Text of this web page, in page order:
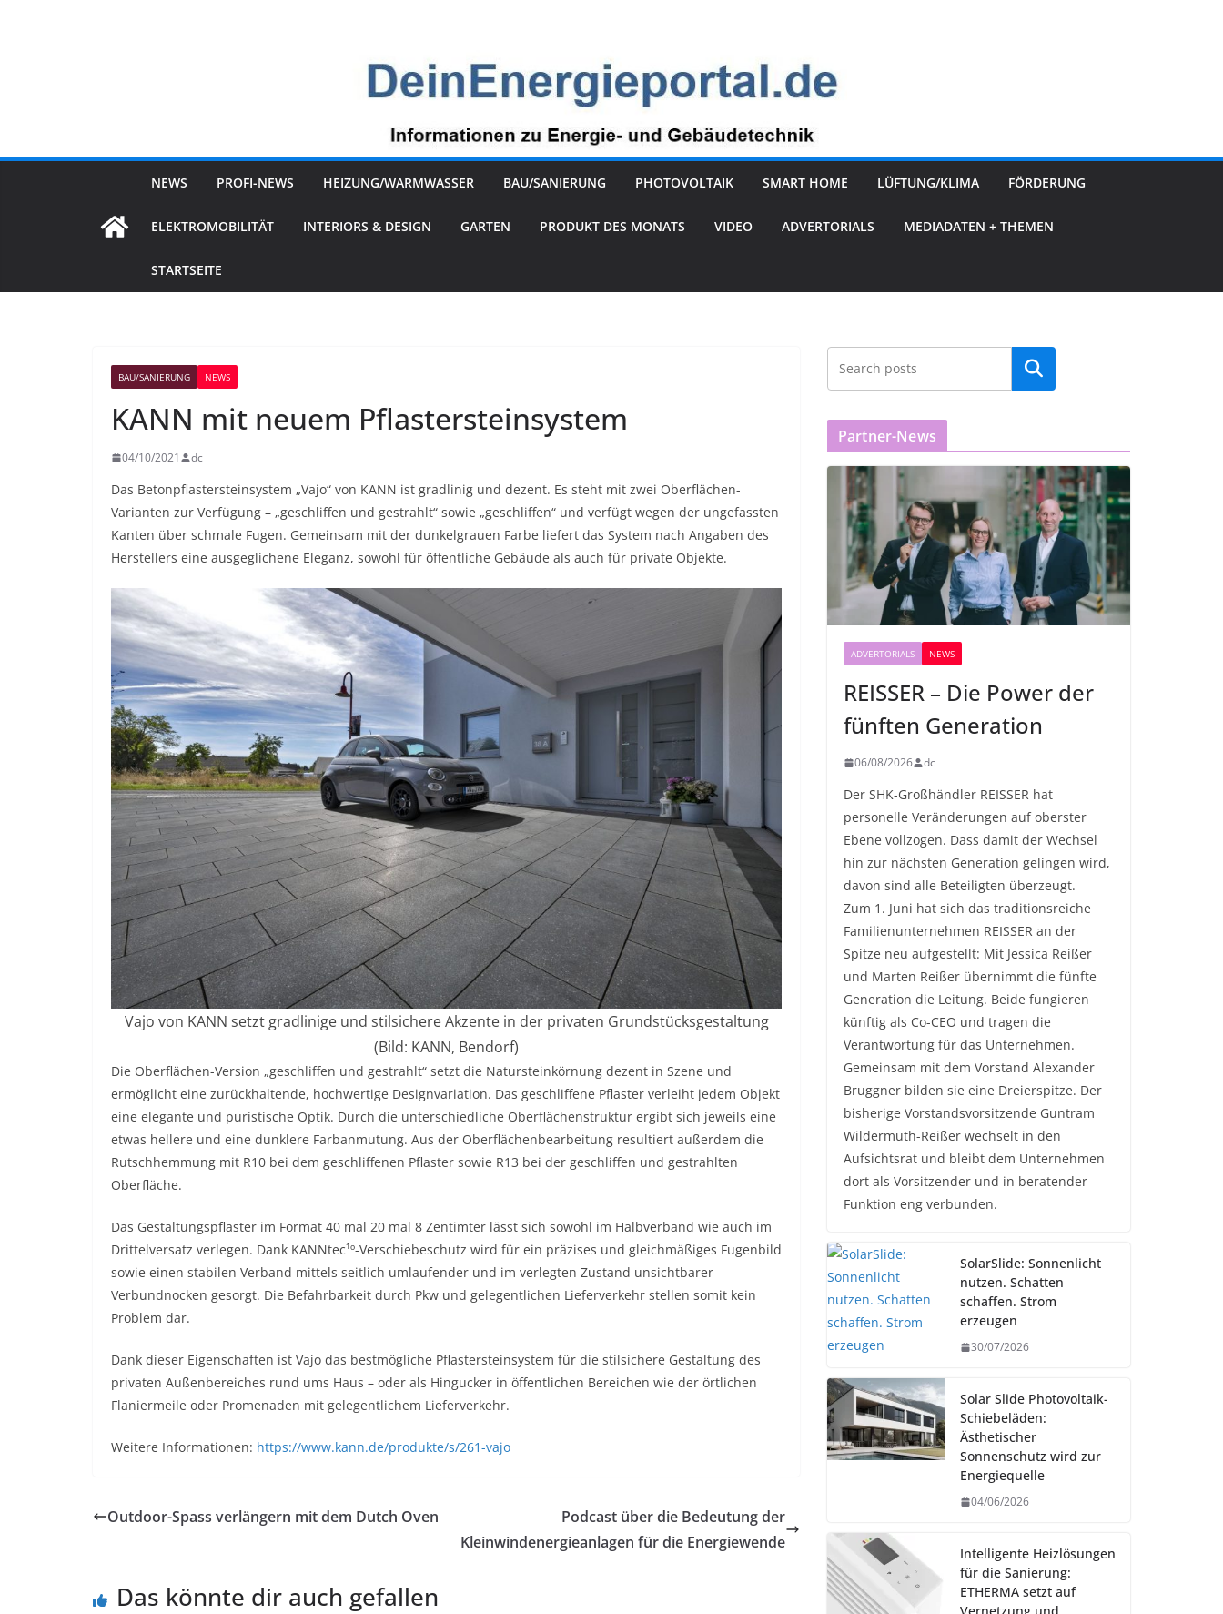
NEWS PROFI-NEWS HEIZUNG/WARMWASSER BAU/SANIERUNG PHOTOVOLTAIK SMART HOME LÜFTUNG/KLIMA FÖRDERUNG
ELEKTROMOBILITÄT INTERIORS & DESIGN GARTEN PRODUKT DES MONATS VIDEO ADVERTORIALS MEDIADATEN + THEMEN
STARTSEITE
BAU/SANIERUNG NEWS
KANN mit neuem Pflastersteinsystem
04/10/2021 dc
Das Betonpflastersteinsystem „Vajo“ von KANN ist gradlinig und dezent. Es steht mit zwei Oberflächen-
Varianten zur Verfügung – „geschliffen und gestrahlt“ sowie „geschliffen“ und verfügt wegen der ungefassten
Kanten über schmale Fugen. Gemeinsam mit der dunkelgrauen Farbe liefert das System nach Angaben des
Herstellers eine ausgeglichene Eleganz, sowohl für öffentliche Gebäude als auch für private Objekte.
Vajo von KANN setzt gradlinige und stilsichere Akzente in der privaten Grundstücksgestaltung
(Bild: KANN, Bendorf)
Die Oberflächen-Version „geschliffen und gestrahlt“ setzt die Natursteinkörnung dezent in Szene und
ermöglicht eine zurückhaltende, hochwertige Designvariation. Das geschliffene Pflaster verleiht jedem Objekt
eine elegante und puristische Optik. Durch die unterschiedliche Oberflächenstruktur ergibt sich jeweils eine
etwas hellere und eine dunklere Farbanmutung. Aus der Oberflächenbearbeitung resultiert außerdem die
Rutschhemmung mit R10 bei dem geschliffenen Pflaster sowie R13 bei der geschliffen und gestrahlten
Oberfläche.
Das Gestaltungspflaster im Format 40 mal 20 mal 8 Zentimter lässt sich sowohl im Halbverband wie auch im
Drittelversatz verlegen. Dank KANNtec¹º-Verschiebeschutz wird für ein präzises und gleichmäßiges Fugenbild
sowie einen stabilen Verband mittels seitlich umlaufender und im verlegten Zustand unsichtbarer
Verbundnocken gesorgt. Die Befahrbarkeit durch Pkw und gelegentlichen Lieferverkehr stellen somit kein
Problem dar.
Dank dieser Eigenschaften ist Vajo das bestmögliche Pflastersteinsystem für die stilsichere Gestaltung des
privaten Außenbereiches rund ums Haus – oder als Hingucker in öffentlichen Bereichen wie der örtlichen
Flaniermeile oder Promenaden mit gelegentlichem Lieferverkehr.
Weitere Informationen: https://www.kann.de/produkte/s/261-vajo
Outdoor-Spass verlängern mit dem Dutch Oven
Podcast über die Bedeutung der
Kleinwindenergieanlagen für die Energiewende
Das könnte dir auch gefallen
Partner-News
ADVERTORIALS NEWS
REISSER – Die Power der
fünften Generation
06/08/2026 dc
Der SHK-Großhändler REISSER hat
personelle Veränderungen auf oberster
Ebene vollzogen. Dass damit der Wechsel
hin zur nächsten Generation gelingen wird,
davon sind alle Beteiligten überzeugt.
Zum 1. Juni hat sich das traditionsreiche
Familienunternehmen REISSER an der
Spitze neu aufgestellt: Mit Jessica Reißer
und Marten Reißer übernimmt die fünfte
Generation die Leitung. Beide fungieren
künftig als Co-CEO und tragen die
Verantwortung für das Unternehmen.
Gemeinsam mit dem Vorstand Alexander
Bruggner bilden sie eine Dreierspitze. Der
bisherige Vorstandsvorsitzende Guntram
Wildermuth-Reißer wechselt in den
Aufsichtsrat und bleibt dem Unternehmen
dort als Vorsitzender und in beratender
Funktion eng verbunden.
SolarSlide: Sonnenlicht
nutzen. Schatten
schaffen. Strom
erzeugen
30/07/2026
Solar Slide Photovoltaik-
Schiebeläden:
Ästhetischer
Sonnenschutz wird zur
Energiequelle
04/06/2026
Intelligente Heizlösungen
für die Sanierung:
ETHERMA setzt auf